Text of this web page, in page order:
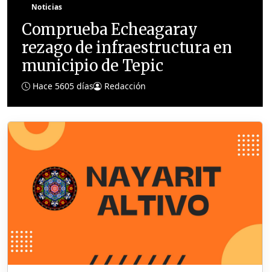
Noticias
Comprueba Echeagaray
rezago de infraestructura en
municipio de Tepic
Hace 5605 días Redacción